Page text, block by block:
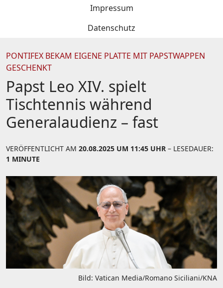
Impressum
Datenschutz
PONTIFEX BEKAM EIGENE PLATTE MIT PAPSTWAPPEN
GESCHENKT
Papst Leo XIV. spielt
Tischtennis während
Generalaudienz – fast
VERÖFFENTLICHT AM 20.08.2025 UM 11:45 UHR – LESEDAUER:
1 MINUTE
Bild: Vatican Media/Romano Siciliani/KNA